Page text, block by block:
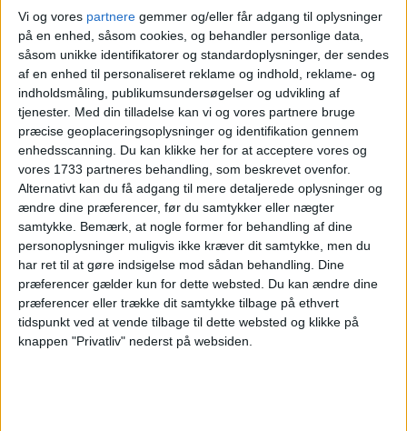
Vi og vores partnere gemmer og/eller får adgang til oplysninger
på en enhed, såsom cookies, og behandler personlige data,
såsom unikke identifikatorer og standardoplysninger, der sendes
af en enhed til personaliseret reklame og indhold, reklame- og
indholdsmåling, publikumsundersøgelser og udvikling af
tjenester. Med din tilladelse kan vi og vores partnere bruge
præcise geoplaceringsoplysninger og identifikation gennem
enhedsscanning. Du kan klikke her for at acceptere vores og
vores 1733 partneres behandling, som beskrevet ovenfor.
Alternativt kan du få adgang til mere detaljerede oplysninger og
ændre dine præferencer, før du samtykker eller nægter
samtykke. Bemærk, at nogle former for behandling af dine
personoplysninger muligvis ikke kræver dit samtykke, men du
har ret til at gøre indsigelse mod sådan behandling. Dine
præferencer gælder kun for dette websted. Du kan ændre dine
præferencer eller trække dit samtykke tilbage på ethvert
tidspunkt ved at vende tilbage til dette websted og klikke på
knappen "Privatliv" nederst på websiden.
8. MAJ 2026
FORLÆNGET WEEKEND I
BUDAPEST FOR KUN 1.384,-
23. APRIL 2026
FORLÆNGET WEEKEND I
BUDAPEST FOR KUN 999,-